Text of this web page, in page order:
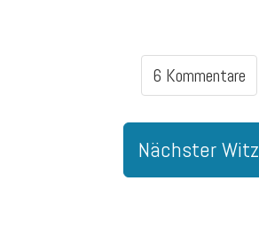
6 Kommentare
Nächster Witz